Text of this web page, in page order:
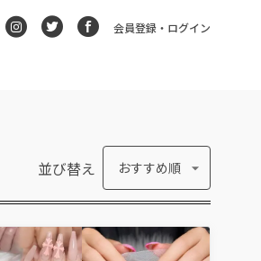
会員登録・ログイン
並び替え おすすめ順